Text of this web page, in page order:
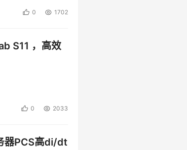
0 1702
S11 ，高效
0 2033
器PCS高di/dt